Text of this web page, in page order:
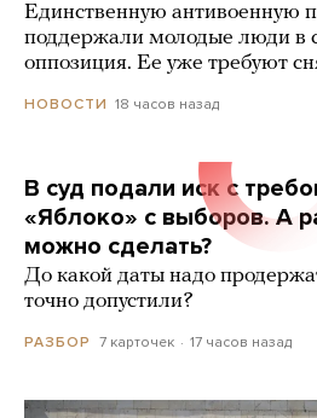
Единственную антивоенную
поддержали молодые люди в
оппозиция. Ее уже требуют
НОВОСТИ 18 часов назад
В суд подали иск с
«Яблоко» с выборов. А
можно сделать?
До какой даты надо
точно допустили?
РАЗБОР 7 карточек 17 часов назад